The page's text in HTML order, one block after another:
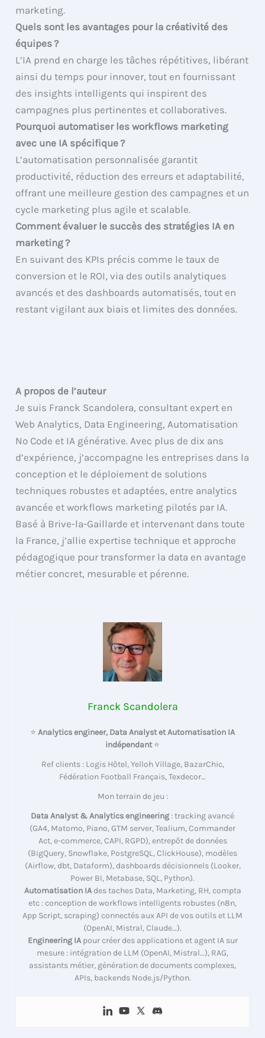
marketing.
Quels sont les avantages pour la créativité des
équipes ?
L’IA prend en charge les tâches répétitives, libérant
ainsi du temps pour innover, tout en fournissant
des insights intelligents qui inspirent des
campagnes plus pertinentes et collaboratives.
Pourquoi automatiser les workflows marketing
avec une IA spécifique ?
L’automatisation personnalisée garantit
productivité, réduction des erreurs et adaptabilité,
offrant une meilleure gestion des campagnes et un
cycle marketing plus agile et scalable.
Comment évaluer le succès des stratégies IA en
marketing ?
En suivant des KPIs précis comme le taux de
conversion et le ROI, via des outils analytiques
avancés et des dashboards automatisés, tout en
restant vigilant aux biais et limites des données.
A propos de l’auteur
Je suis Franck Scandolera, consultant expert en
Web Analytics, Data Engineering, Automatisation
No Code et IA générative. Avec plus de dix ans
d’expérience, j’accompagne les entreprises dans la
conception et le déploiement de solutions
techniques robustes et adaptées, entre analytics
avancée et workflows marketing pilotés par IA.
Basé à Brive-la-Gaillarde et intervenant dans toute
la France, j’allie expertise technique et approche
pédagogique pour transformer la data en avantage
métier concret, mesurable et pérenne.
Franck Scandolera
⭐ Analytics engineer, Data Analyst et Automatisation IA
indépendant⭐
Ref clients : Logis Hôtel, Yelloh Village, BazarChic,
Fédération Football Français, Texdecor…
Mon terrain de jeu :
Data Analyst & Analytics engineering : tracking avancé
(GA4, Matomo, Piano, GTM server, Tealium, Commander
Act, e-commerce, CAPI, RGPD), entrepôt de données
(BigQuery, Snowflake, PostgreSQL, ClickHouse), modèles
(Airflow, dbt, Dataform), dashboards décisionnels (Looker,
Power BI, Metabase, SQL, Python).
Automatisation IAdes taches Data, Marketing, RH, compta
etc : conception de workflows intelligents robustes (n8n,
App Script, scraping) connectés aux API de vos outils et LLM
(OpenAI, Mistral, Claude…).
Engineering IApour créer des applications et agent IA sur
mesure : intégration de LLM (OpenAI, Mistral…), RAG,
assistants métier, génération de documents complexes,
APIs, backends Node.js/Python.